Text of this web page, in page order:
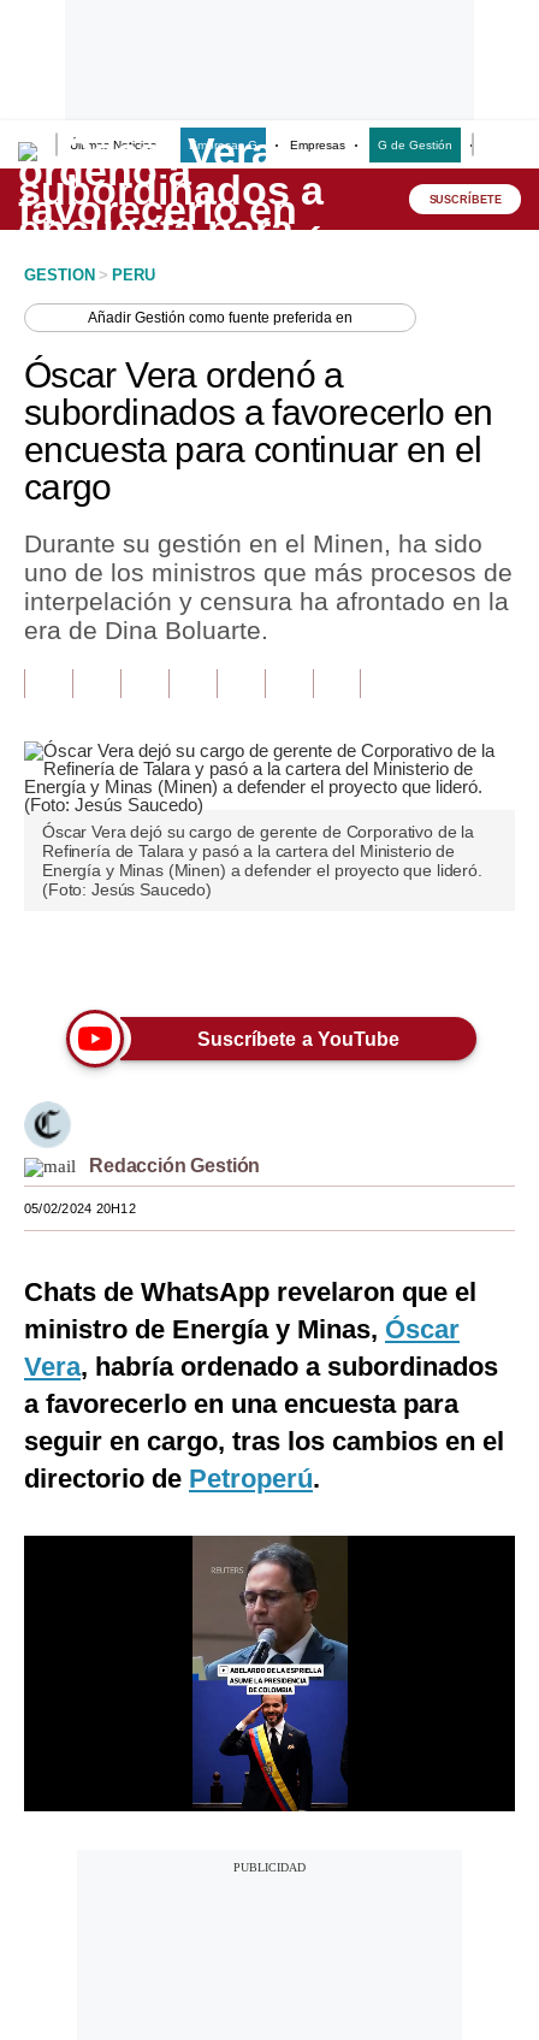
Últimas Noticias Empresas G Empresas G de Gestión
Lo último
Peru Quiosco
Economía
Mercados
Perú
Política
Tu Dinero
Finanzas Personales
Opinión
Editorial
Pregunta de hoy
Lujo
Viajes
Moda
Estilos
Mundo
México
España
Internacional
Tecnología
SUSCRÍBETE
GESTION > PERU
AñadirGestión como fuente preferida en
Óscar Vera ordenó a
subordinados a favorecerlo en
encuesta para continuar en el
cargo
Durante su gestión en el Minen, ha sido
uno de los ministros que más procesos de
interpelación y censura ha afrontado en la
era de Dina Boluarte.
Óscar Vera dejó su cargo de gerente de Corporativo de la
Refinería de Talara y pasó a la cartera del Ministerio de
Energía y Minas (Minen) a defender el proyecto que lideró.
(Foto: Jesús Saucedo)
Suscríbete a YouTube
Redacción Gestión
05/02/2024 20H12
Chats de WhatsApp revelaron que el
ministro de Energía y Minas, Óscar
Vera, habría ordenado a subordinados
a favorecerlo en una encuesta para
seguir en cargo, tras los cambios en el
directorio de Petroperú.